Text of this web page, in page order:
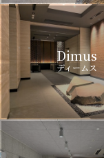
Dimus
ディームス